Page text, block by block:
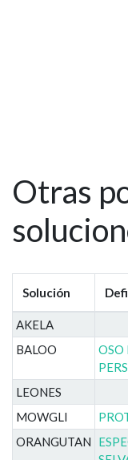
Otras
Solución
AKELA
BALOO
OSO
LEONES
MOWGLI
ORANGUTAN